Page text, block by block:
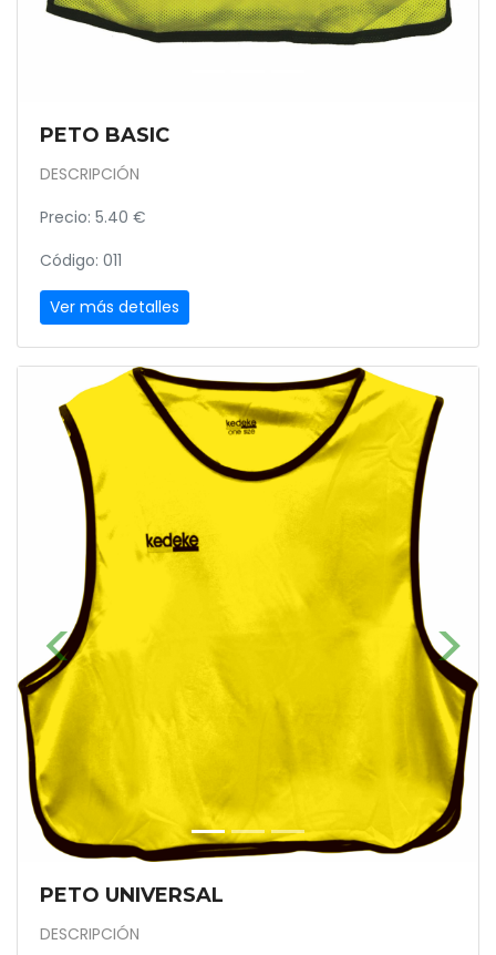
PETO BASIC
DESCRIPCIÓN
Precio: 5.40 €
Código: 011
Ver más detalles
Previous
PETO UNIVERSAL
DESCRIPCIÓN